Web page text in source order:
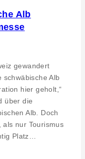
Alb
gewandert
Alb
hier geholt,“
über die
Alb. Doch
als nur Tourismus
Platz…